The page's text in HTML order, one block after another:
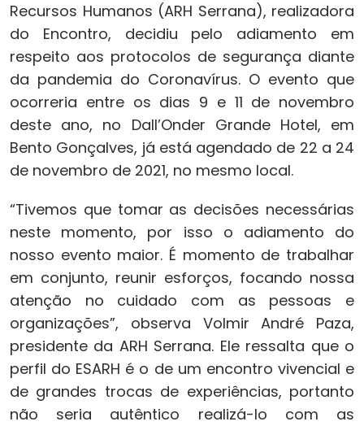
Recursos Humanos (ARH Serrana), realizadora
do Encontro, decidiu pelo adiamento em
respeito aos protocolos de segurança diante
da pandemia do Coronavírus. O evento que
ocorreria entre os dias 9 e 11 de novembro
deste ano, no Dall’Onder Grande Hotel, em
Bento Gonçalves, já está agendado de 22 a 24
de novembro de 2021, no mesmo local.
“Tivemos que tomar as decisões necessárias
neste momento, por isso o adiamento do
nosso evento maior. É momento de trabalhar
em conjunto, reunir esforços, focando nossa
atenção no cuidado com as pessoas e
organizações”, observa Volmir André Paza,
presidente da ARH Serrana. Ele ressalta que o
perfil do ESARH é o de um encontro vivencial e
de grandes trocas de experiências, portanto
não seria autêntico realizá-lo com as